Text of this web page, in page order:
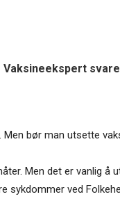
Vaksineekspert
bør man utsette
Men det er vanlig å
sykdommer ved